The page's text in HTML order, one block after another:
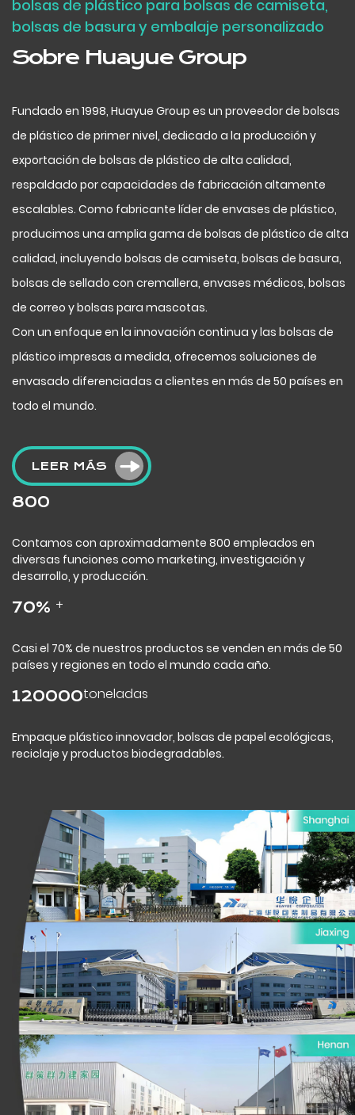
bolsas de plástico para bolsas de camiseta,
bolsas de basura y embalaje personalizado
Sobre Huayue Group
Fundado en 1998, Huayue Group es un proveedor de bolsas
de plástico de primer nivel, dedicado a la producción y
exportación de bolsas de plástico de alta calidad,
respaldado por capacidades de fabricación altamente
escalables. Como fabricante líder de envases de plástico,
producimos una amplia gama de bolsas de plástico de alta
calidad, incluyendo bolsas de camiseta, bolsas de basura,
bolsas de sellado con cremallera, envases médicos, bolsas
de correo y bolsas para mascotas.
Con un enfoque en la innovación continua y las bolsas de
plástico impresas a medida, ofrecemos soluciones de
envasado diferenciadas a clientes en más de 50 países en
todo el mundo.
LEER MÁS
800
Contamos con aproximadamente 800 empleados en
diversas funciones como marketing, investigación y
desarrollo, y producción.
70% +
Casi el 70% de nuestros productos se venden en más de 50
países y regiones en todo el mundo cada año.
120000toneladas
Empaque plástico innovador, bolsas de papel ecológicas,
reciclaje y productos biodegradables.